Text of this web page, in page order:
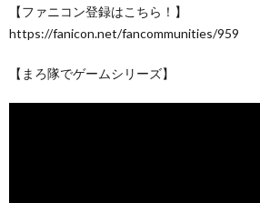
【ファニコン登録はこちら！】
https://fanicon.net/fancommunities/959
【まろ隊でゲームシリーズ】